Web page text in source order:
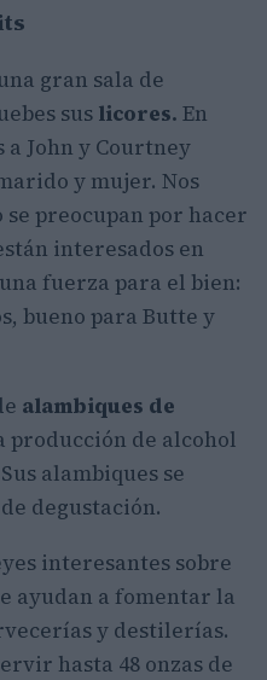
gran sala de
sus licores. En
John y Courtney
y mujer. Nos
se preocupan por hacer
interesados en
fuerza para el bien:
bueno para Butte y
alambiques de
producción de alcohol
alambiques se
degustación.
interesantes sobre
ayudan a fomentar la
y destilerías.
hasta 48 onzas de